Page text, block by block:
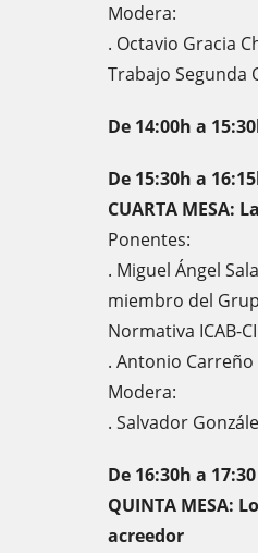
Modera:
. Octavio Gracia
Trabajo Segunda
De 14:00h a
De 15:30h a
CUARTA
Ponentes:
. Miguel Ángel
miembro del
Normativa ICAB-
. Antonio
Modera:
. Salvador
De 16:30h a
QUINTA MESA:
acreedor